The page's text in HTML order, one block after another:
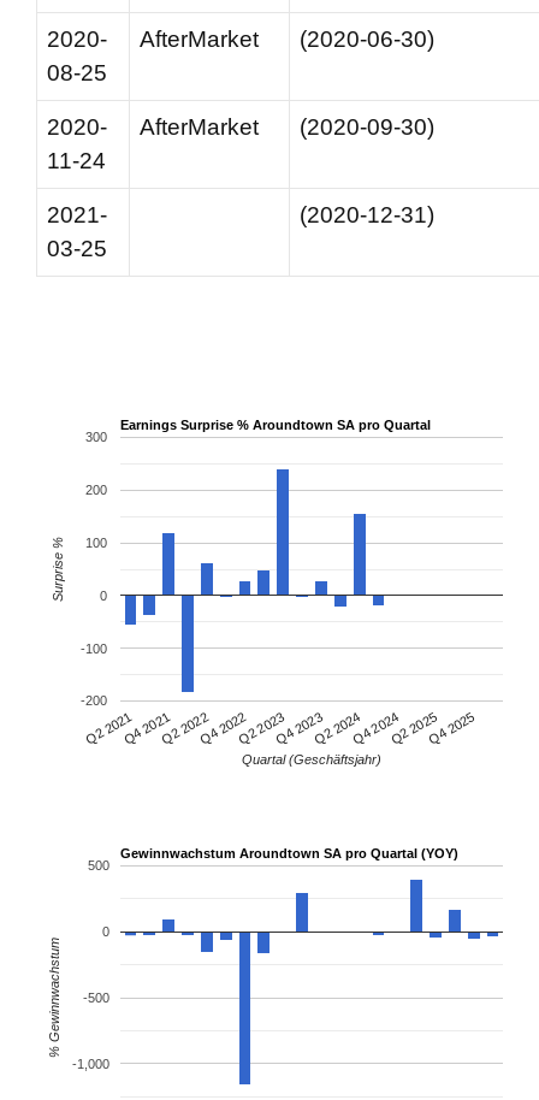
2020-
08-25
AfterMarket (2020-06-30)
2020-
11-24
AfterMarket (2020-09-30)
2021-
03-25
(2020-12-31)
Earnings Surprise % Aroundtown SA pro Quartal
Q2 2021Q4 2021Q2 2022Q4 2022Q2 2023Q4 2023Q2 2024Q4 2024Q2 2025Q4 2025
-200
-100
0
100
200
300
Quartal (Geschäftsjahr)
Surprise %
Gewinnwachstum Aroundtown SA pro Quartal (YOY)
-1,000
-500
0
500
% Gewinnwachstum